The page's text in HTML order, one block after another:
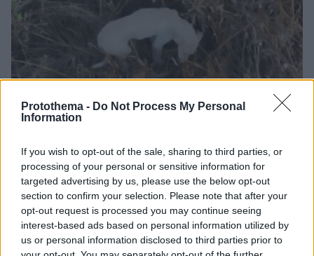
Protothema - Do Not Process My Personal
Information
If you wish to opt-out of the sale, sharing to third parties, or
processing of your personal or sensitive information for
targeted advertising by us, please use the below opt-out
section to confirm your selection. Please note that after your
opt-out request is processed you may continue seeing
interest-based ads based on personal information utilized by
us or personal information disclosed to third parties prior to